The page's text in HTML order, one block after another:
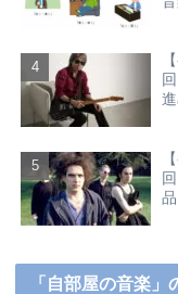
「自部屋の音楽」